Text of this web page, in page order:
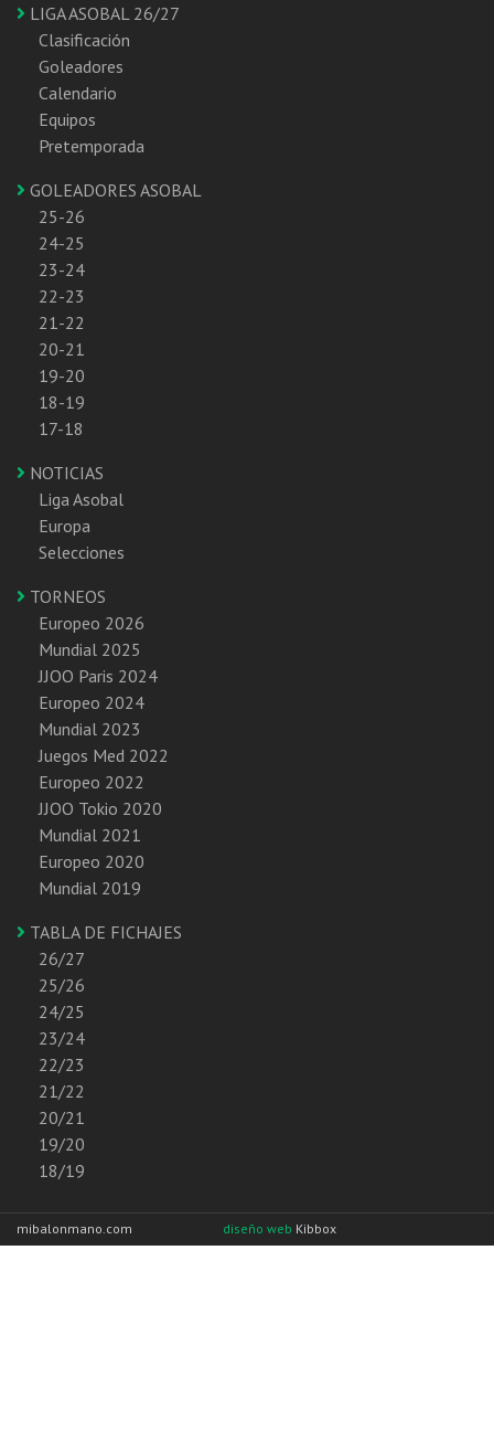
LIGA ASOBAL 26/27
Clasificación
Goleadores
Calendario
Equipos
Pretemporada
GOLEADORES ASOBAL
25-26
24-25
23-24
22-23
21-22
20-21
19-20
18-19
17-18
NOTICIAS
Liga Asobal
Europa
Selecciones
TORNEOS
Europeo 2026
Mundial 2025
JJOO Paris 2024
Europeo 2024
Mundial 2023
Juegos Med 2022
Europeo 2022
JJOO Tokio 2020
Mundial 2021
Europeo 2020
Mundial 2019
TABLA DE FICHAJES
26/27
25/26
24/25
23/24
22/23
21/22
20/21
19/20
18/19
mibalonmano.com diseño web Kibbox